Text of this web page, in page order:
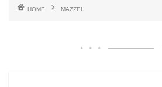
HOME MAZZEL